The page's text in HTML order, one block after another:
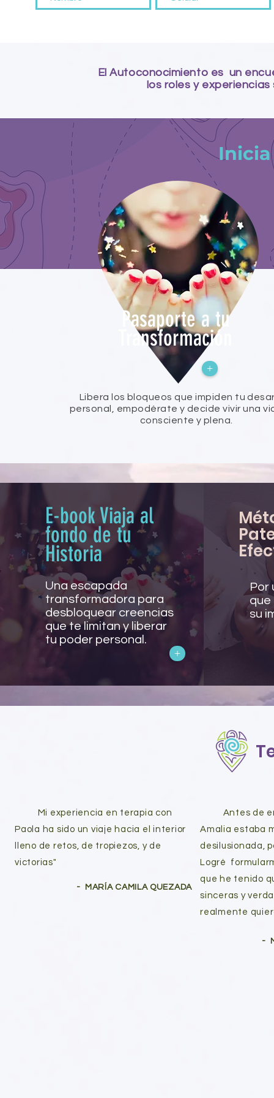
El Autoconocimiento es un
los roles y
Pasaporte a tu
Transformación
+
Libera los bloqueos que impiden tu
personal, empodérate y decide vivir una
consciente y plena.
E-book Viaja al
fondo de tu
Historia
Una escapada
transformadora para
desbloquear creencias
que te limitan y liberar
tu poder personal.
+
Por
que
su
Mi experiencia en terapia con
Paola ha sido un viaje hacia el interior
lleno de retos, de tropiezos, y de
victorias"
- MARÍA CAMILA QUEZADA
Antes de
Amalia estaba
desilusionada,
Logré
que he tenido
sinceras y
realmente
-